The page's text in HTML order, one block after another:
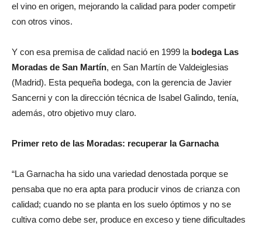
el vino en origen, mejorando la calidad para poder competir
con otros vinos.
Y con esa premisa de calidad nació en 1999 la bodega Las
Moradas de San Martín, en San Martín de Valdeiglesias
(Madrid). Esta pequeña bodega, con la gerencia de Javier
Sancerni y con la dirección técnica de Isabel Galindo, tenía,
además, otro objetivo muy claro.
Primer reto de las Moradas: recuperar la Garnacha
“La Garnacha ha sido una variedad denostada porque se
pensaba que no era apta para producir vinos de crianza con
calidad; cuando no se planta en los suelo óptimos y no se
cultiva como debe ser, produce en exceso y tiene dificultades